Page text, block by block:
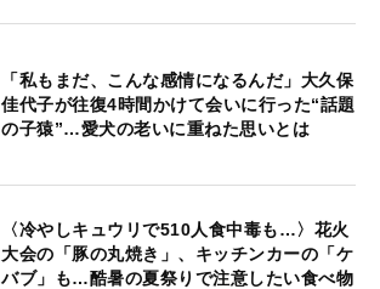
「私もまだ、こんな感情になるんだ」大久保
佳代子が往復4時間かけて会いに行った“話題
の子猿”…愛犬の老いに重ねた思いとは
〈冷やしキュウリで510人食中毒も…〉花火
大会の「豚の丸焼き」、キッチンカーの「ケ
バブ」も…酷暑の夏祭りで注意したい食べ物